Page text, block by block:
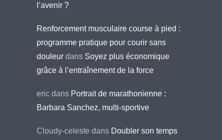
l’avenir ?
Renforcement musculaire course à pied :
programme pratique pour courir sans
douleur dans Soyez plus économique
grâce à l’entraînement de la force
eric dans Portrait de marathonienne :
Barbara Sanchez, multi-sportive
Cloudy-celeste dans Doubler son temps